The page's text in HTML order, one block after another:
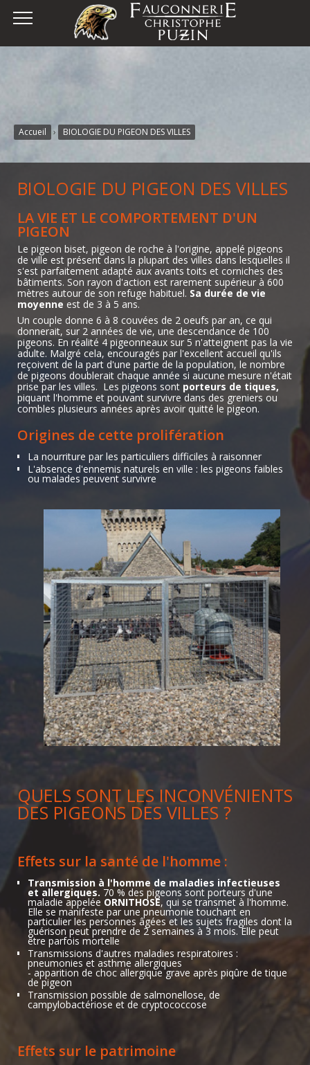
Accueil › BIOLOGIE DU PIGEON DES VILLES
BIOLOGIE DU PIGEON DES VILLES
LA VIE ET LE COMPORTEMENT D'UN
PIGEON
Le pigeon biset, pigeon de roche à l'origine, appelé pigeons
de ville est présent dans la plupart des villes dans lesquelles il
s'est parfaitement adapté aux avants toits et corniches des
bâtiments. Son rayon d'action est rarement supérieur à 600
mètres autour de son refuge habituel. Sa durée de vie
moyenne est de 3 à 5 ans.
Un couple donne 6 à 8 couvées de 2 oeufs par an, ce qui
donnerait, sur 2 années de vie, une descendance de 100
pigeons. En réalité 4 pigeonneaux sur 5 n'atteignent pas la vie
adulte. Malgré cela, encouragés par l'excellent accueil qu'ils
reçoivent de la part d'une partie de la population, le nombre
de pigeons doublerait chaque année si aucune mesure n'était
prise par les villes. Les pigeons sont porteurs de tiques,
piquant l'homme et pouvant survivre dans des greniers ou
combles plusieurs années après avoir quitté le pigeon.
Origines de cette prolifération
La nourriture par les particuliers difficiles à raisonner
L'absence d'ennemis naturels en ville : les pigeons faibles
ou malades peuvent survivre
QUELS SONT LES INCONVÉNIENTS
DES PIGEONS DES VILLES ?
Effets sur la santé de l'homme :
Transmission à l'homme de maladies infectieuses
et allergiques. 70 % des pigeons sont porteurs d'une
maladie appelée ORNITHOSE, qui se transmet à l'homme.
Elle se manifeste par une pneumonie touchant en
particulier les personnes âgées et les sujets fragiles dont la
guérison peut prendre de 2 semaines à 3 mois. Elle peut
être parfois mortelle
Transmissions d'autres maladies respiratoires :
pneumonies et asthme allergiques
- apparition de choc allergique grave après piqûre de tique
de pigeon
Transmission possible de salmonellose, de
campylobactériose et de cryptococcose
Effets sur le patrimoine